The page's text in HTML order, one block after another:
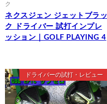
ク
ネクスジェン ジェットブラッ
ク ドライバー 試打インプレ
ッション｜GOLF PLAYING 4
ドライバーの試打・レビュー